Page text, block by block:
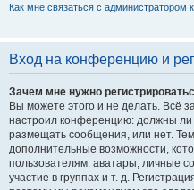
Как мне связаться с администратором
Вход на конференцию и
Зачем мне нужно
Вы можете этого и не делать. Всё
настроил конференцию: должны ли
размещать сообщения, или нет.
дополнительные возможности,
пользователям: аватары, личные
участие в группах и т. д.